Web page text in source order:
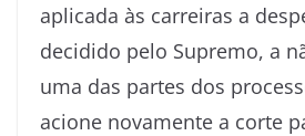
aplicada às carreiras a
decidido pelo Supremo, a
uma das partes dos
acione novamente a corte